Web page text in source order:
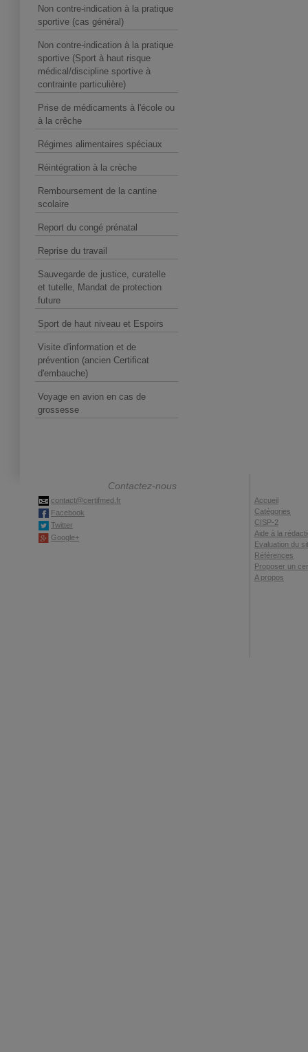
Non contre-indication à la pratique
sportive (cas général)
Non contre-indication à la pratique
sportive (Sport à haut risque
médical/discipline sportive à
contrainte particulière)
Prise de médicaments à l'école ou
à la crêche
Régimes alimentaires spéciaux
Réintégration à la crèche
Remboursement de la cantine
scolaire
Report du congé prénatal
Reprise du travail
Sauvegarde de justice, curatelle
et tutelle, Mandat de protection
future
Sport de haut niveau et Espoirs
Visite d'information et de
prévention (ancien Certificat
d'embauche)
Voyage en avion en cas de
grossesse
Contactez-nous
contact@certifmed.fr
Facebook
Twitter
Google+
Accueil
Catégories
CISP-2
Aide à la
Evaluation du
Références
Proposer un
A propos